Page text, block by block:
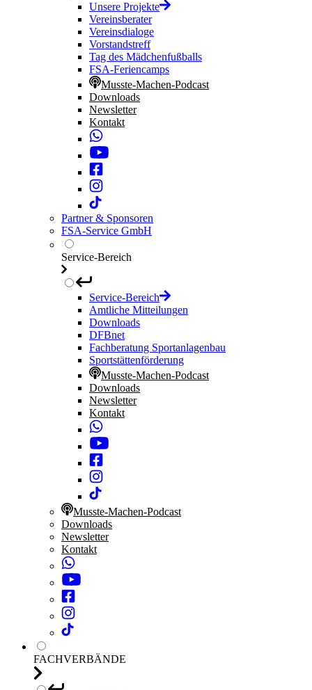
Unsere Projekte
Vereinsberater
Vereinsdialoge
Vorstandstreff
Tag des Mädchenfußballs
FSA-Feriencamps
Musste-Machen-Podcast
Downloads
Newsletter
Kontakt
Partner & Sponsoren
FSA-Service GmbH
Service-Bereich
Service-Bereich
Amtliche Mitteilungen
Downloads
DFBnet
Fachberatung Sportanlagenbau
Sportstättenförderung
Musste-Machen-Podcast
Downloads
Newsletter
Kontakt
Musste-Machen-Podcast
Downloads
Newsletter
Kontakt
FACHVERBÄNDE